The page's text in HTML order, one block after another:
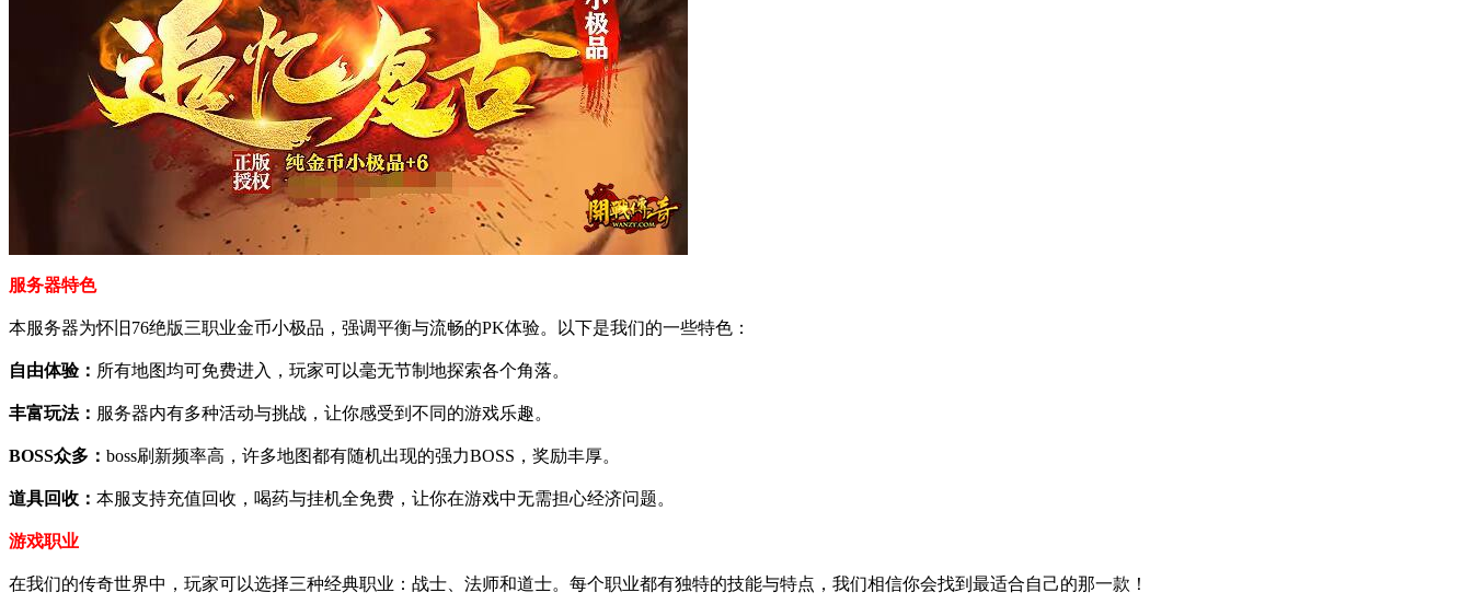
服务器特色
本服务器为怀旧76绝版三职业金币小极品，强调平衡与流畅的PK体验。以下是我们的一些特色：
自由体验： 所有地图均可免费进入，玩家可以毫无节制地探索各个角落。
丰富玩法： 服务器内有多种活动与挑战，让你感受到不同的游戏乐趣。
BOSS众多： boss刷新频率高，许多地图都有随机出现的强力BOSS，奖励丰厚。
道具回收： 本服支持充值回收，喝药与挂机全免费，让你在游戏中无需担心经济问题。
游戏职业
在我们的传奇世界中，玩家可以选择三种经典职业：战士、法师和道士。每个职业都有独特的技能与特点，我们相信你会找到最适合自己的那一款！